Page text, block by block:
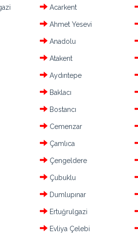
Acarkent
Ahmet Yesevi
Anadolu
Atakent
Aydıntepe
Baklacı
Bostancı
Cemenzar
Çamlıca
Çengeldere
Çubuklu
Dumlupınar
Ertuğrulgazi
Evliya Çelebi